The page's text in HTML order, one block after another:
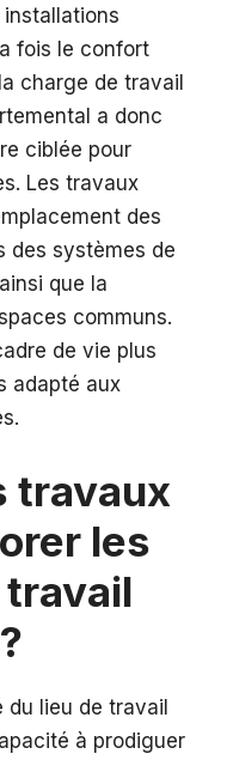
installations
fois le confort
charge de travail
a donc
ciblée pour
Les travaux
des
des systèmes de
que la
communs.
de vie plus
adapté aux
travaux
les
du lieu de travail
à prodiguer